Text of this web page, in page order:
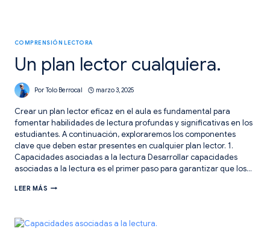
COMPRENSIÓN LECTORA
Un plan lector cualquiera.
Por Tolo Berrocal marzo 3, 2025
Crear un plan lector eficaz en el aula es fundamental para
fomentar habilidades de lectura profundas y significativas en los
estudiantes. A continuación, exploraremos los componentes
clave que deben estar presentes en cualquier plan lector. 1.
Capacidades asociadas a la lectura Desarrollar capacidades
asociadas a la lectura es el primer paso para garantizar que los…
LEER MÁS UN